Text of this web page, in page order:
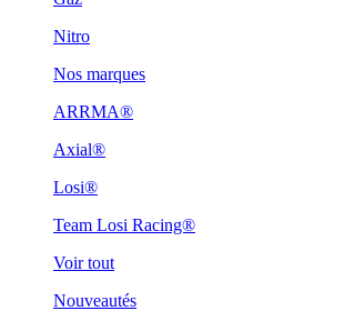
Nitro
Nos marques
ARRMA®
Axial®
Losi®
Team Losi Racing®
Voir tout
Nouveautés